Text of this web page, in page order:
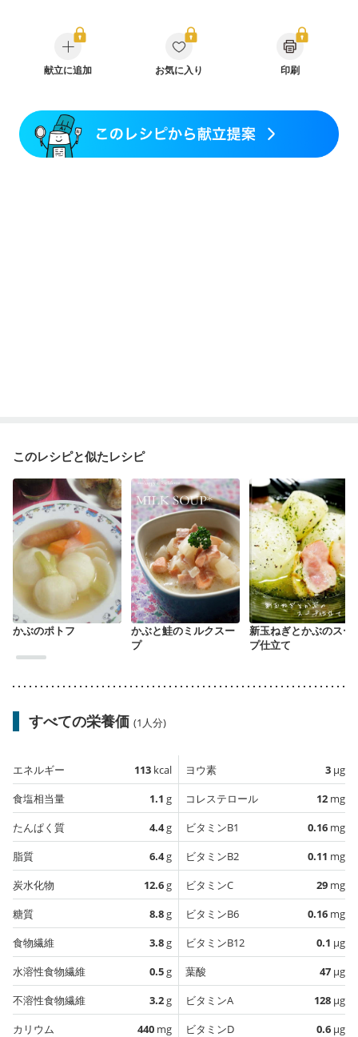
妊娠中(初期)
妊婦健診・体重増加が気になる（初期）
妊婦健診・血圧が気になる（初期）
妊娠高血圧(中期)
産後（母乳）
産後（混合栄養）
産後（ミルク）
献立に追加 お気に入り 印刷
このレシピと似たレシピ
かぶのポトフ
かぶと鮭のミルクスー
プ
新玉ねぎとかぶのスー
プ仕立て
すべての栄養価 (1人分)
エネルギー 113 kcal
食塩相当量
1.1 g
たんぱく質
4.4g
脂質
6.4g
炭水化物
12.6g
糖質
8.8g
食物繊維
3.8g
水溶性食物繊維
0.5g
不溶性食物繊維
3.2g
カリウム
440 mg
ヨウ素 3 µg
コレステロール
12 mg
ビタミンB1
0.16 mg
ビタミンB2
0.11 mg
ビタミンC
29 mg
ビタミンB6
0.16 mg
ビタミンB12
0.1 µg
葉酸
47 µg
ビタミンA
128 µg
ビタミンD
0.6 µg